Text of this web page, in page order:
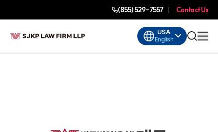
(855) 529-7557 Contact Us
USA
English